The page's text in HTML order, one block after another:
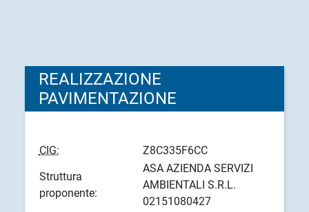
REALIZZAZIONE
PAVIMENTAZIONE
CIG:
Z8C335F6CC
Struttura
proponente:
ASA AZIENDA SERVIZI
AMBIENTALI S.R.L.
02151080427